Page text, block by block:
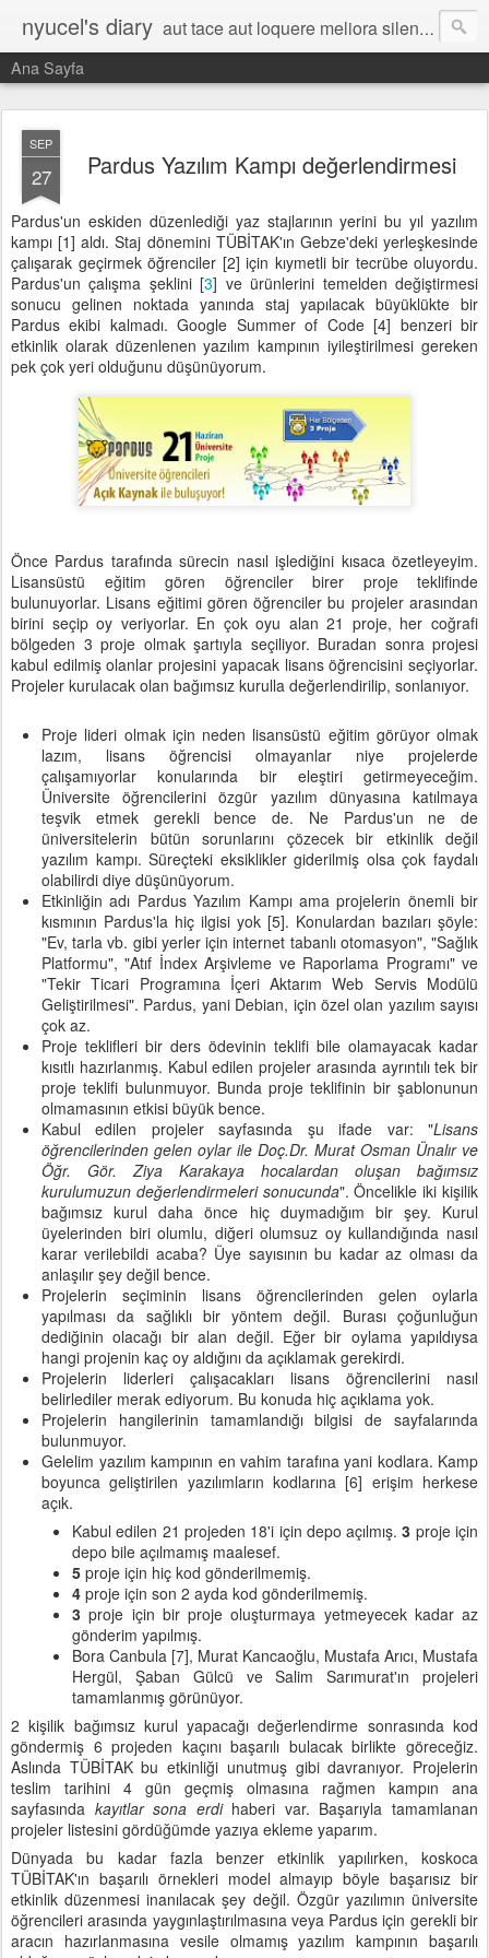
nyucel's diary aut tace aut loquere meliora silentio
Ana Sayfa
SEP
27 Pardus Yazılım Kampı değerlendirmesi
Pardus'un eskiden düzenlediği yaz stajlarının yerini bu yıl yazılım
kampı [1] aldı. Staj dönemini TÜBİTAK'ın Gebze'deki yerleşkesinde
çalışarak geçirmek öğrenciler [2] için kıymetli bir tecrübe oluyordu.
Pardus'un çalışma şeklini [3] ve ürünlerini temelden değiştirmesi
sonucu gelinen noktada yanında staj yapılacak büyüklükte bir
Pardus ekibi kalmadı. Google Summer of Code [4] benzeri bir
etkinlik olarak düzenlenen yazılım kampının iyileştirilmesi gereken
pek çok yeri olduğunu düşünüyorum.
Önce Pardus tarafında sürecin nasıl işlediğini kısaca özetleyeyim.
Lisansüstü eğitim gören öğrenciler birer proje teklifinde
bulunuyorlar. Lisans eğitimi gören öğrenciler bu projeler arasından
birini seçip oy veriyorlar. En çok oyu alan 21 proje, her coğrafi
bölgeden 3 proje olmak şartıyla seçiliyor. Buradan sonra projesi
kabul edilmiş olanlar projesini yapacak lisans öğrencisini seçiyorlar.
Projeler kurulacak olan bağımsız kurulla değerlendirilip, sonlanıyor.
Proje lideri olmak için neden lisansüstü eğitim görüyor olmak
lazım, lisans öğrencisi olmayanlar niye projelerde
çalışamıyorlar konularında bir eleştiri getirmeyeceğim.
Üniversite öğrencilerini özgür yazılım dünyasına katılmaya
teşvik etmek gerekli bence de. Ne Pardus'un ne de
üniversitelerin bütün sorunlarını çözecek bir etkinlik değil
yazılım kampı. Süreçteki eksiklikler giderilmiş olsa çok faydalı
olabilirdi diye düşünüyorum.
Etkinliğin adı Pardus Yazılım Kampı ama projelerin önemli bir
kısmının Pardus'la hiç ilgisi yok [5]. Konulardan bazıları şöyle:
"Ev, tarla vb. gibi yerler için internet tabanlı otomasyon", "Sağlık
Platformu", "Atıf İndex Arşivleme ve Raporlama Programı" ve
"Tekir Ticari Programına İçeri Aktarım Web Servis Modülü
Geliştirilmesi". Pardus, yani Debian, için özel olan yazılım sayısı
çok az.
Proje teklifleri bir ders ödevinin teklifi bile olamayacak kadar
kısıtlı hazırlanmış. Kabul edilen projeler arasında ayrıntılı tek bir
proje teklifi bulunmuyor. Bunda proje teklifinin bir şablonunun
olmamasının etkisi büyük bence.
Kabul edilen projeler sayfasında şu ifade var: "Lisans
öğrencilerinden gelen oylar ile Doç.Dr. Murat Osman Ünalır ve
Öğr. Gör. Ziya Karakaya hocalardan oluşan bağımsız
kurulumuzun değerlendirmeleri sonucunda". Öncelikle iki kişilik
bağımsız kurul daha önce hiç duymadığım bir şey. Kurul
üyelerinden biri olumlu, diğeri olumsuz oy kullandığında nasıl
karar verilebildi acaba? Üye sayısının bu kadar az olması da
anlaşılır şey değil bence.
Projelerin seçiminin lisans öğrencilerinden gelen oylarla
yapılması da sağlıklı bir yöntem değil. Burası çoğunluğun
dediğinin olacağı bir alan değil. Eğer bir oylama yapıldıysa
hangi projenin kaç oy aldığını da açıklamak gerekirdi.
Projelerin liderleri çalışacakları lisans öğrencilerini nasıl
belirlediler merak ediyorum. Bu konuda hiç açıklama yok.
Projelerin hangilerinin tamamlandığı bilgisi de sayfalarında
bulunmuyor.
Gelelim yazılım kampının en vahim tarafına yani kodlara. Kamp
boyunca geliştirilen yazılımların kodlarına [6] erişim herkese
açık.
Kabul edilen 21 projeden 18'i için depo açılmış.3 proje için
depo bile açılmamış maalesef.
5 proje için hiç kod gönderilmemiş.
4 proje için son 2 ayda kod gönderilmemiş.
3 proje için bir proje oluşturmaya yetmeyecek kadar az
gönderim yapılmış.
Bora Canbula [7], Murat Kancaoğlu, Mustafa Arıcı, Mustafa
Hergül, Şaban Gülcü ve Salim Sarımurat'ın projeleri
tamamlanmış görünüyor.
2 kişilik bağımsız kurul yapacağı değerlendirme sonrasında kod
göndermiş 6 projeden kaçını başarılı bulacak birlikte göreceğiz.
Aslında TÜBİTAK bu etkinliği unutmuş gibi davranıyor. Projelerin
teslim tarihini 4 gün geçmiş olmasına rağmen kampın ana
sayfasında kayıtlar sona erdihaberi var. Başarıyla tamamlanan
projeler listesini gördüğümde yazıya ekleme yaparım.
Dünyada bu kadar fazla benzer etkinlik yapılırken, koskoca
TÜBİTAK'ın başarılı örnekleri model almayıp böyle başarısız bir
etkinlik düzenmesi inanılacak şey değil. Özgür yazılımın üniversite
öğrencileri arasında yaygınlaştırılmasına veya Pardus için gerekli bir
aracın hazırlanmasına vesile olmamış yazılım kampının başarılı